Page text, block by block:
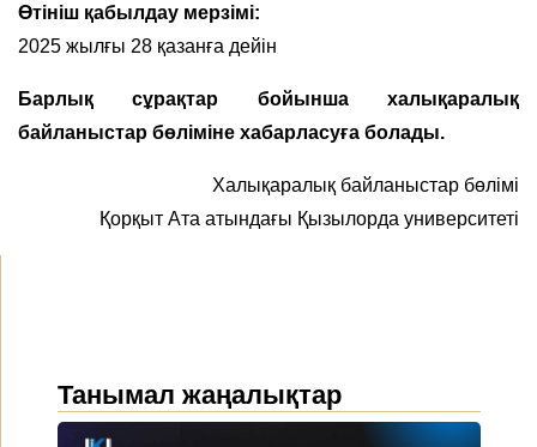
Өтініш қабылдау мерзімі:
2025 жылғы 28 қазанға дейін
Барлық сұрақтар бойынша халықаралық
байланыстар бөліміне хабарласуға болады.
Халықаралық байланыстар бөлімі
Қорқыт Ата атындағы Қызылорда университеті
Танымал жаңалықтар